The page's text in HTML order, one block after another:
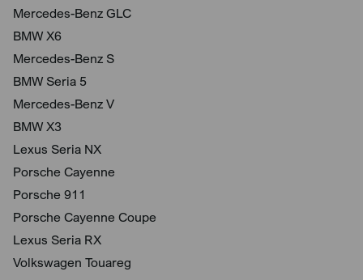
Mercedes-Benz GLC
BMW X6
Mercedes-Benz S
BMW Seria 5
Mercedes-Benz V
BMW X3
Lexus Seria NX
Porsche Cayenne
Porsche 911
Porsche Cayenne Coupe
Lexus Seria RX
Volkswagen Touareg